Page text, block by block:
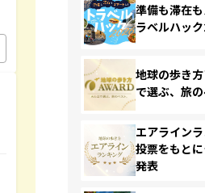
準備も滞在
ラベルハッ
地球の歩き
で選ぶ、旅の
エアライン
投票をもと
発表